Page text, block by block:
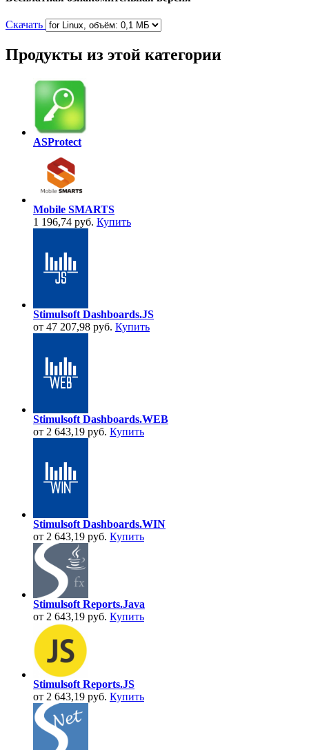
Скачать
Продукты из этой категории
ASProtect
Mobile SMARTS
1 196,74 руб. Купить
Stimulsoft Dashboards.JS
от 47 207,98 руб. Купить
Stimulsoft Dashboards.WEB
от 2 643,19 руб. Купить
Stimulsoft Dashboards.WIN
от 2 643,19 руб. Купить
Stimulsoft Reports.Java
от 2 643,19 руб. Купить
Stimulsoft Reports.JS
от 2 643,19 руб. Купить